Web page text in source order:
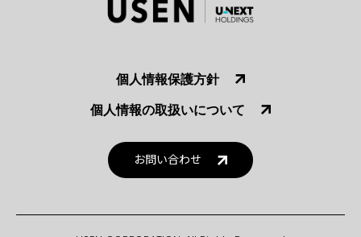
個人情報保護方針
個人情報の取扱いについて
お問い合わせ